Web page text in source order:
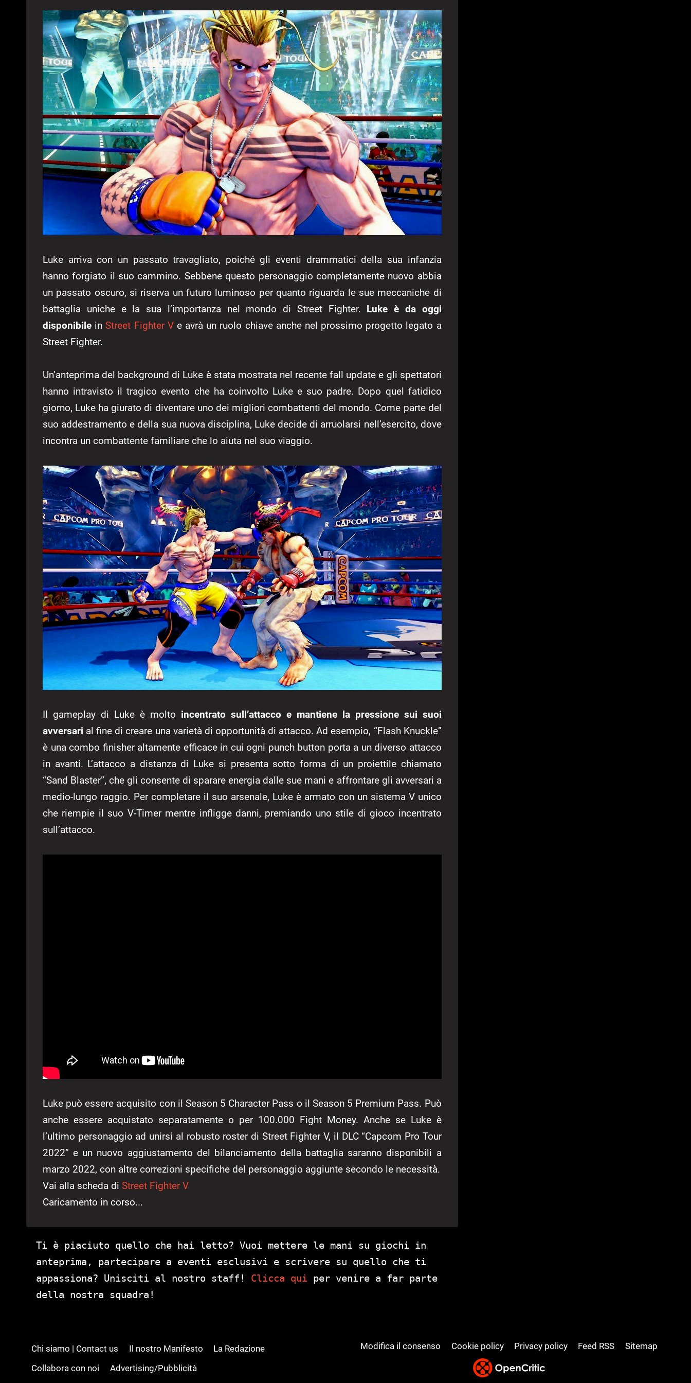
Luke arriva con un passato travagliato, poiché gli eventi drammatici della sua infanzia
hanno forgiato il suo cammino. Sebbene questo personaggio completamente nuovo abbia
un passato oscuro, si riserva un futuro luminoso per quanto riguarda le sue meccaniche di
battaglia uniche e la sua l’importanza nel mondo di Street Fighter. Luke è da oggi
disponibile inStreet Fighter Ve avrà un ruolo chiave anche nel prossimo progetto legato a
Street Fighter.
Un’anteprima del background di Luke è stata mostrata nel recente fall update e gli spettatori
hanno intravisto il tragico evento che ha coinvolto Luke e suo padre. Dopo quel fatidico
giorno, Luke ha giurato di diventare uno dei migliori combattenti del mondo. Come parte del
suo addestramento e della sua nuova disciplina, Luke decide di arruolarsi nell’esercito, dove
incontra un combattente familiare che lo aiuta nel suo viaggio.
Il gameplay di Luke è molto incentrato sull’attacco e mantiene la pressione sui suoi
avversari al fine di creare una varietà di opportunità di attacco. Ad esempio, “Flash Knuckle”
è una combo finisher altamente efficace in cui ogni punch button porta a un diverso attacco
in avanti. L’attacco a distanza di Luke si presenta sotto forma di un proiettile chiamato
“Sand Blaster”, che gli consente di sparare energia dalle sue mani e affrontare gli avversari a
medio-lungo raggio. Per completare il suo arsenale, Luke è armato con un sistema V unico
che riempie il suo V-Timer mentre infligge danni, premiando uno stile di gioco incentrato
sull’attacco.
Luke può essere acquisito con il Season 5 Character Pass o il Season 5 Premium Pass. Può
anche essere acquistato separatamente o per 100.000 Fight Money. Anche se Luke è
l’ultimo personaggio ad unirsi al robusto roster di Street Fighter V, il DLC “Capcom Pro Tour
2022” e un nuovo aggiustamento del bilanciamento della battaglia saranno disponibili a
marzo 2022, con altre correzioni specifiche del personaggio aggiunte secondo le necessità.
Vai alla scheda di Street Fighter V
Caricamento in corso...
Ti è piaciuto quello che hai letto? Vuoi mettere le mani su giochi in
anteprima, partecipare a eventi esclusivi e scrivere su quello che ti
appassiona? Unisciti al nostro staff! Clicca qui per venire a far parte
della nostra squadra!
Chi siamo | Contact us Il nostro Manifesto
La Redazione
Collabora con noi
Advertising/Pubblicità
Modifica il consenso Cookie policy Privacy policy Feed RSS Sitemap